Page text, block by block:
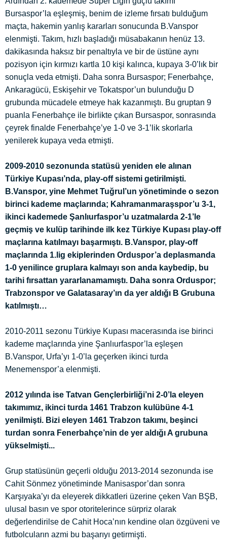
Bursaspor’la eşleşmiş, benim de izleme fırsatı bulduğum
maçta, hakemin yanlış kararları sonucunda B.Vanspor
elenmişti. Takım, hızlı başladığı müsabakanın henüz 13.
dakikasında haksız bir penaltıyla ve bir de üstüne aynı
pozisyon için kırmızı kartla 10 kişi kalınca, kupaya 3-0’lık bir
sonuçla veda etmişti. Daha sonra Bursaspor; Fenerbahçe,
Ankaragücü, Eskişehir ve Tokatspor’un bulunduğu D
grubunda mücadele etmeye hak kazanmıştı. Bu gruptan 9
puanla Fenerbahçe ile birlikte çıkan Bursaspor, sonrasında
çeyrek finalde Fenerbahçe’ye 1-0 ve 3-1’lik skorlarla
yenilerek kupaya veda etmişti.
2009-2010 sezonunda statüsü yeniden ele alınan
Türkiye Kupası’nda, play-off sistemi getirilmişti.
B.Vanspor, yine Mehmet Tuğrul’un yönetiminde o sezon
birinci kademe maçlarında; Kahramanmaraşspor’u 3-1,
ikinci kademede Şanlıurfaspor’u uzatmalarda 2-1’le
geçmiş ve kulüp tarihinde ilk kez Türkiye Kupası play-off
maçlarına katılmayı başarmıştı. B.Vanspor, play-off
maçlarında 1.lig ekiplerinden Orduspor’a deplasmanda
1-0 yenilince gruplara kalmayı son anda kaybedip, bu
tarihi fırsattan yararlanamamıştı. Daha sonra Orduspor;
Trabzonspor ve Galatasaray’ın da yer aldığı B Grubuna
katılmıştı…
2010-2011 sezonu Türkiye Kupası macerasında ise birinci
kademe maçlarında yine Şanlıurfaspor’la eşleşen
B.Vanspor, Urfa’yı 1-0’la geçerken ikinci turda
Menemenspor’a elenmişti.
2012 yılında ise Tatvan Gençlerbirliği’ni 2-0’la eleyen
takımımız, ikinci turda 1461 Trabzon kulübüne 4-1
yenilmişti. Bizi eleyen 1461 Trabzon takımı, beşinci
turdan sonra Fenerbahçe’nin de yer aldığı A grubuna
yükselmişti...
Grup statüsünün geçerli olduğu 2013-2014 sezonunda ise
Cahit Sönmez yönetiminde Manisaspor’dan sonra
Karşıyaka’yı da eleyerek dikkatleri üzerine çeken Van BŞB,
ulusal basın ve spor otoritelerince sürpriz olarak
değerlendirilse de Cahit Hoca’nın kendine olan özgüveni ve
futbolcuların azmi bu başarıyı getirmişti.